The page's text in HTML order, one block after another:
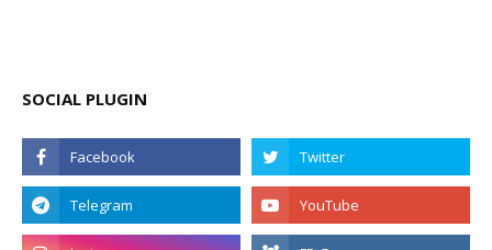
SOCIAL PLUGIN